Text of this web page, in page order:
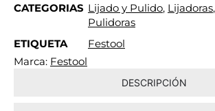
CATEGORIAS Lijado y Pulido, Lijadoras,
Pulidoras
ETIQUETA
Festool
Marca: Festool
DESCRIPCIÓN